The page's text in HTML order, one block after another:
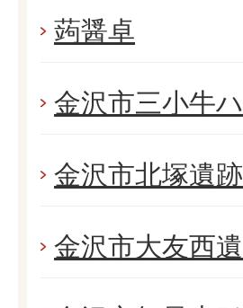
蒟醤卓
金沢市三小牛
金沢市北塚遺
金沢市大友西